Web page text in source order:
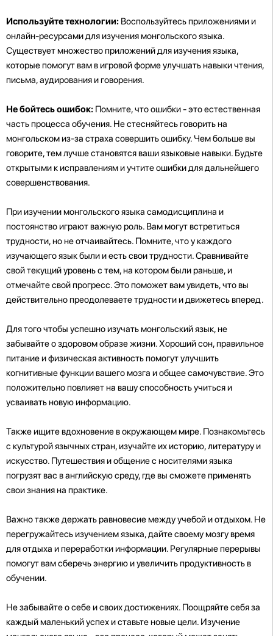
Используйте технологии: Воспользуйтесь приложениями и
онлайн-ресурсами для изучения монгольского языка.
Существует множество приложений для изучения языка,
которые помогут вам в игровой форме улучшать навыки чтения,
письма, аудирования и говорения.
Не бойтесь ошибок: Помните, что ошибки - это естественная
часть процесса обучения. Не стесняйтесь говорить на
монгольском из-за страха совершить ошибку. Чем больше вы
говорите, тем лучше становятся ваши языковые навыки. Будьте
открытыми к исправлениям и учтите ошибки для дальнейшего
совершенствования.
При изучении монгольского языка самодисциплина и
постоянство играют важную роль. Вам могут встретиться
трудности, но не отчаивайтесь. Помните, что у каждого
изучающего язык были и есть свои трудности. Сравнивайте
свой текущий уровень с тем, на котором были раньше, и
отмечайте свой прогресс. Это поможет вам увидеть, что вы
действительно преодолеваете трудности и движетесь вперед.
Для того чтобы успешно изучать монгольский язык, не
забывайте о здоровом образе жизни. Хороший сон, правильное
питание и физическая активность помогут улучшить
когнитивные функции вашего мозга и общее самочувствие. Это
положительно повлияет на вашу способность учиться и
усваивать новую информацию.
Также ищите вдохновение в окружающем мире. Познакомьтесь
с культурой язычных стран, изучайте их историю, литературу и
искусство. Путешествия и общение с носителями языка
погрузят вас в английскую среду, где вы сможете применять
свои знания на практике.
Важно также держать равновесие между учебой и отдыхом. Не
перегружайтесь изучением языка, дайте своему мозгу время
для отдыха и переработки информации. Регулярные перерывы
помогут вам сберечь энергию и увеличить продуктивность в
обучении.
Не забывайте о себе и своих достижениях. Поощряйте себя за
каждый маленький успех и ставьте новые цели. Изучение